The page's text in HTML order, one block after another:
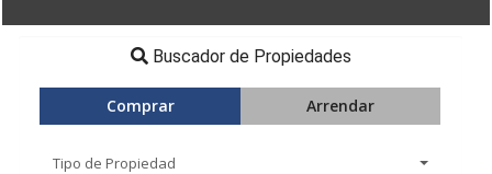
Buscador de Propiedades
Comprar Arrendar
Tipo de Propiedad